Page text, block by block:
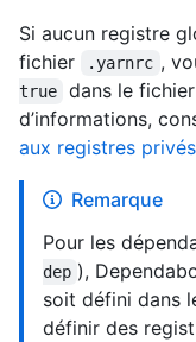
Si aucun registre
fichier
.yarnrc ,
true
dans le fichier
d’informations,
aux registres
Remarque
Pour les
dep ),
soit défini dans
définir des